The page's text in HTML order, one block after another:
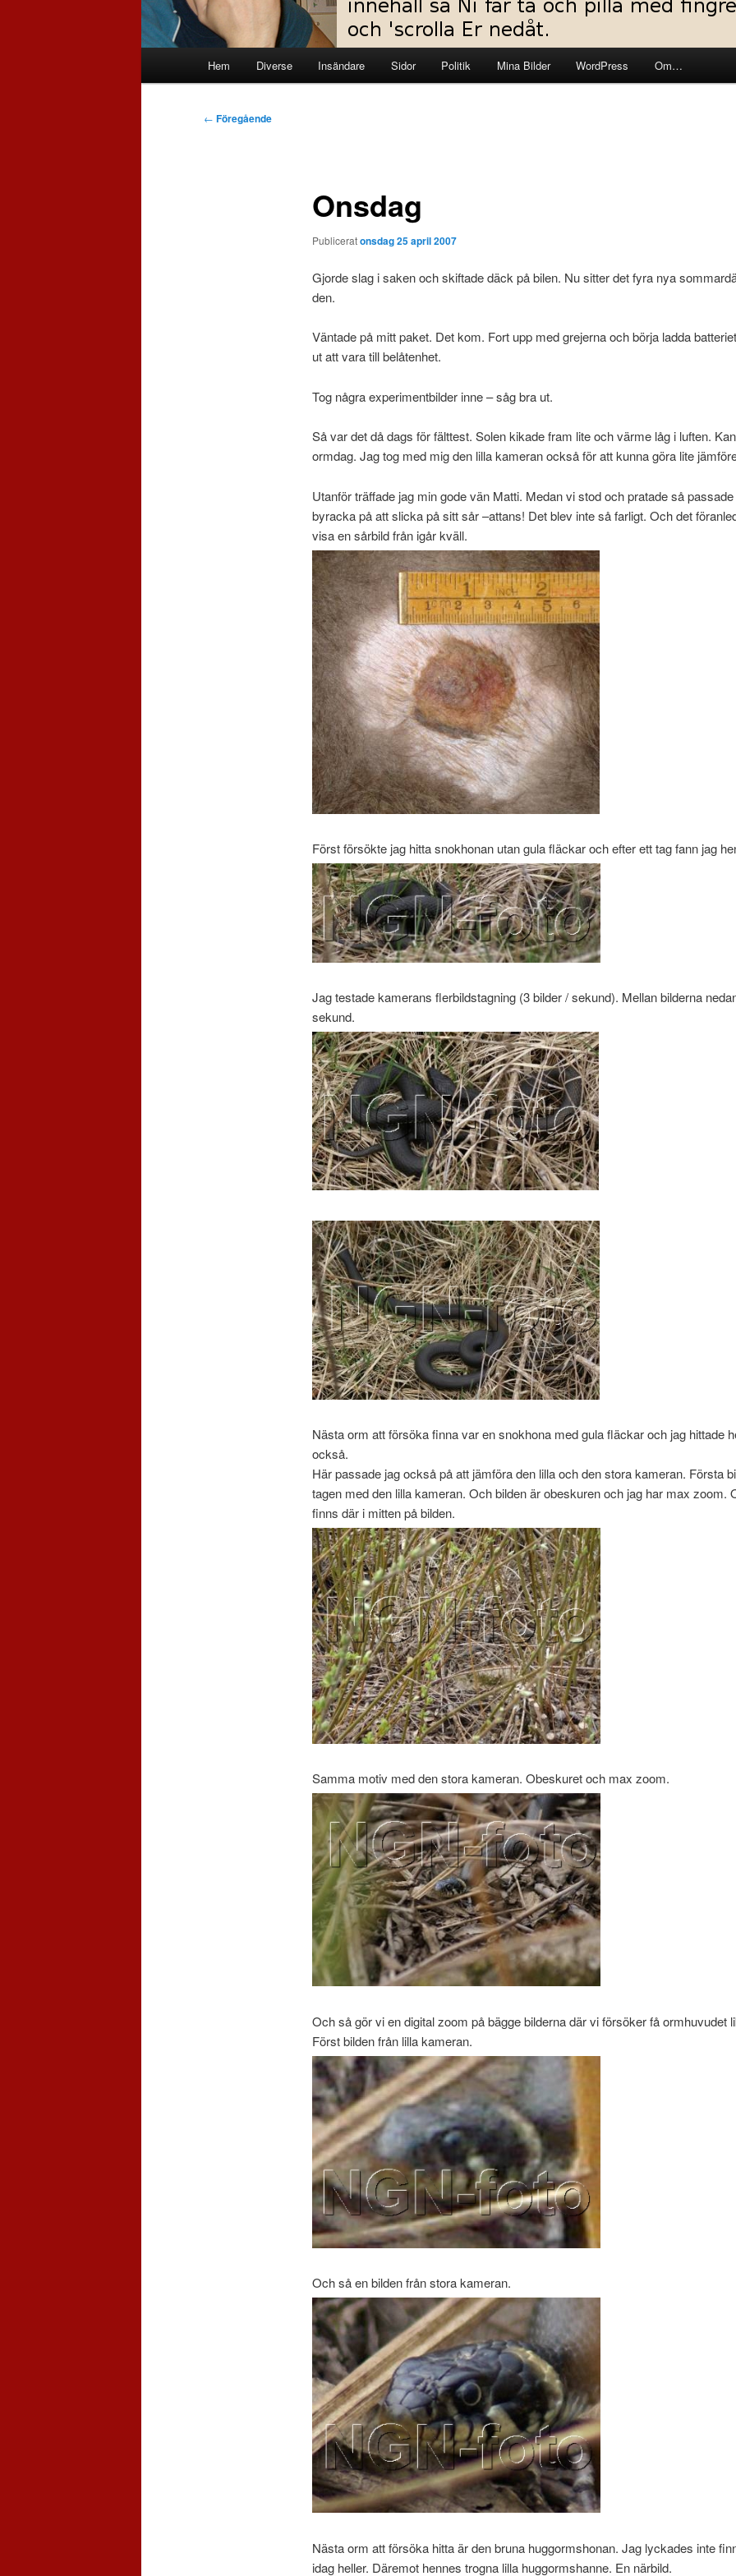
Hem Diverse Insändare Sidor Politik Mina Bilder WordPress Om…
Inläggsnavigering
← Föregående
Onsdag
Publiceratonsdag 25 april 2007
Gjorde slag i saken och skiftade däck på bilen. Nu sitter det fyra nya
den.
Väntade på mitt paket. Det kom. Fort upp med grejerna och börja ladda
ut att vara till belåtenhet.
Tog några experimentbilder inne – såg bra ut.
Så var det då dags för fälttest. Solen kikade fram lite och värme låg i luften.
ormdag. Jag tog med mig den lilla kameran också för att kunna göra lite
Utanför träffade jag min gode vän Matti. Medan vi stod och pratade så
byracka på att slicka på sitt sår –attans! Det blev inte så farligt. Och det
visa en sårbild från igår kväll.
Först försökte jag hitta snokhonan utan gula fläckar och efter ett tag fann jag
Jag testade kamerans flerbildstagning (3 bilder / sekund). Mellan bilderna
sekund.
Nästa orm att försöka finna var en snokhona med gula fläckar och jag hittade
också.
Här passade jag också på att jämföra den lilla och den stora kameran. Första
tagen med den lilla kameran. Och bilden är obeskuren och jag har max zoom.
finns där i mitten på bilden.
Samma motiv med den stora kameran. Obeskuret och max zoom.
Och så gör vi en digital zoom på bägge bilderna där vi försöker få ormhuvudet
Först bilden från lilla kameran.
Och så en bilden från stora kameran.
Nästa orm att försöka hitta är den bruna huggormshonan. Jag lyckades inte
idag heller. Däremot hennes trogna lilla huggormshanne. En närbild.